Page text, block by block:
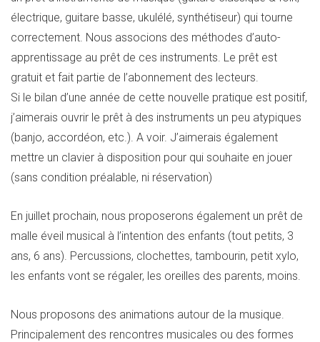
électrique, guitare basse, ukulélé, synthétiseur) qui tourne
correctement. Nous associons des méthodes d’auto-
apprentissage au prêt de ces instruments. Le prêt est
gratuit et fait partie de l’abonnement des lecteurs.
Si le bilan d’une année de cette nouvelle pratique est positif,
j’aimerais ouvrir le prêt à des instruments un peu atypiques
(banjo, accordéon, etc.). A voir. J’aimerais également
mettre un clavier à disposition pour qui souhaite en jouer
(sans condition préalable, ni réservation)
En juillet prochain, nous proposerons également un prêt de
malle éveil musical à l’intention des enfants (tout petits, 3
ans, 6 ans). Percussions, clochettes, tambourin, petit xylo,
les enfants vont se régaler, les oreilles des parents, moins.
Nous proposons des animations autour de la musique.
Principalement des rencontres musicales ou des formes